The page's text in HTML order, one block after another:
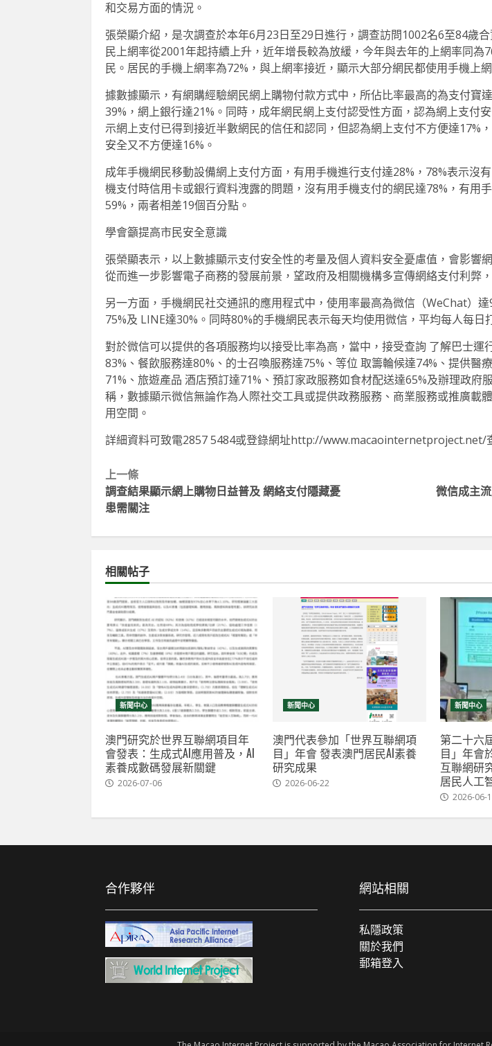
和交易方面的情況。
張榮顯介紹，是次調查於本年6月23日至29日進行，調查訪問1002名6至84歲
民上網率從2001年起持續上升，近年增長較為放緩，今年與去年的上網率同為
民。居民的手機上網率為72%，與上網率接近，顯示大部分網民都使用手機上網
據數據顯示，有網購經驗網民網上購物付款方式中，所佔比率最高的為支付寶
39%，網上銀行達21%。同時，成年網民網上支付認受性方面，認為網上支付
示網上支付已得到接近半數網民的信任和認同，但認為網上支付不方便達17%
安全又不方便達16%。
成年手機網民移動設備網上支付方面，有用手機進行支付達28%，78%表示沒
機支付時信用卡或銀行資料洩露的問題，沒有用手機支付的網民達78%，有用
59%，兩者相差19個百分點。
學會籲提高市民安全意識
張榮顯表示，以上數據顯示支付安全性的考量及個人資料安全憂慮值，會影響
從而進一步影響電子商務的發展前景，望政府及相關機構多宣傳網絡支付利弊
另一方面，手機網民社交通訊的應用程式中，使用率最高為微信（WeChat）
75%及 LINE達30%。同時80%的手機網民表示每天均使用微信，平均每人每日
對於微信可以提供的各項服務均以接受比率為高，當中，接受查詢 了解巴士運
83%、餐飲服務達80%、的士召喚服務達75%、等位 取籌輪候達74%、提供醫
71%、旅遊產品 酒店預訂達71%、預訂家政服務如食材配送達65%及辦理政府
稱，數據顯示微信無論作為人際社交工具或提供政務服務、商業服務或推廣載
用空間。
詳細資料可致電2857 5484或登錄網址http://www.macaointernetproject.net/
Continue
Reading
微信成主
上一條
調查結果顯示網上購物日益普及 網絡支付隱藏憂
患需關注
相關帖子
新聞中心
澳門研究於世界互聯網項目年
會發表：生成式AI應用普及，AI
素養成數碼發展新關鍵
2026-07-06
新聞中心
澳門代表參加「世界互聯網項
目」年會 發表澳門居民AI素養
研究成果
2026-06-22
新聞中心
第二十六
目」年會
互聯網研
居民人工
2026-06-
合作夥伴 網站相關
私隱政策
關於我們
郵箱登入